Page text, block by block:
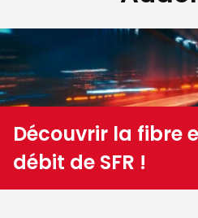
Découvrir la fibre
débit de SFR !